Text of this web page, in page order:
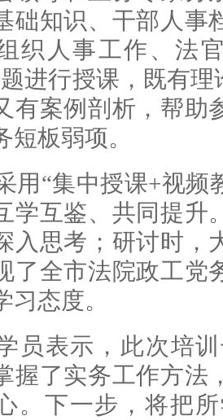
础知识、干部人事
织人事工作、法
进行授课，既有
有案例剖析，帮助
短板弱项。
用“集中授课+视频
学互鉴、共同提升
入思考；研讨时，
了全市法院政工党
习态度。
员表示，此次培
握了实务工作方法
。下一步，将把